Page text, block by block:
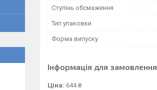
Ступінь обсмаження
Тип упаковки
Форма випуску
Інформація для замовлення
Ціна: 644 ₴